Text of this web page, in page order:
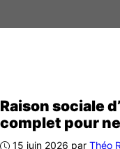
au
Raison sociale
complet pour
15 juin 2026 par Théo